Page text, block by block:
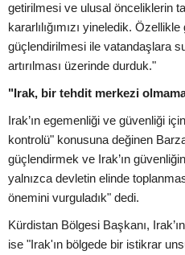
getirilmesi ve ulusal önceliklerin
kararlılığımızı yineledik.
güçlendirilmesi ile vatandaşlara
artırılması üzerinde durduk."
"Irak, bir tehdit merkezi
Irak’ın egemenliği ve güvenliği
kontrolü" konusuna değinen
güçlendirmek ve Irak’ın
yalnızca devletin elinde
önemini vurguladık" dedi.
Kürdistan Bölgesi Başkanı,
ise "Irak'ın bölgede bir istikrar